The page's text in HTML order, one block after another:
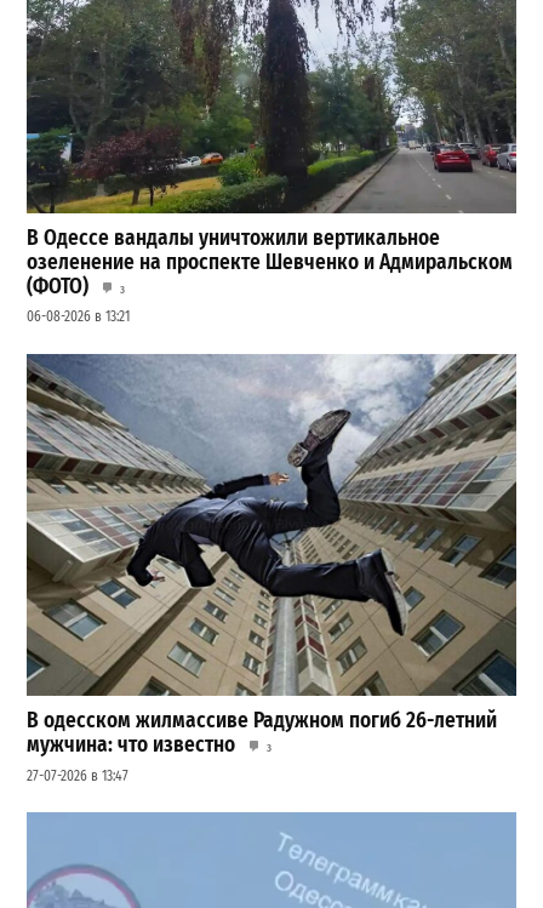
В Одессе вандалы уничтожили вертикальное
озеленение на проспекте Шевченко и Адмиральском
(ФОТО)
3
06-08-2026 в 13:21
В одесском жилмассиве Радужном погиб 26-летний
мужчина: что известно
3
27-07-2026 в 13:47